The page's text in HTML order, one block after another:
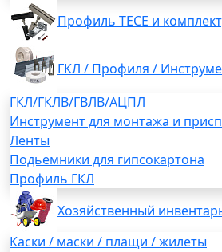
Профиль TECE и
ГКЛ / Профиля /
ГКЛ/ГКЛВ/ГВЛВ/АЦПЛ
Инструмент для монтажа и
Ленты
Подьемники для гипсокартона
Профиль ГКЛ
Хозяйственный
Каски / маски / плащи / жилеты